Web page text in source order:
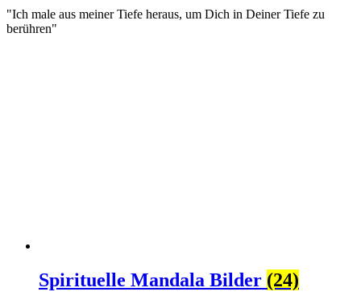
"Ich male aus meiner Tiefe heraus, um Dich in Deiner Tiefe zu
berühren"
Spirituelle Mandala Bilder (24)